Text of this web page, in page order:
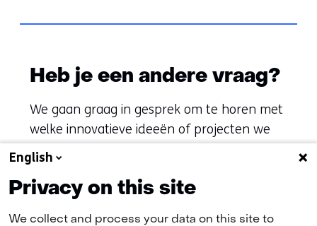
Heb je een andere vraag?
We gaan graag in gesprek om te horen met
welke innovatieve ideeën of projecten we
kunnen samenwerken.
Neem contact op met ons
English
Privacy on this site
We collect and process your data on this site to